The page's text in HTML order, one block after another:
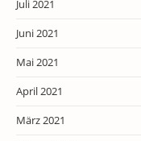
Juli 2021
Juni 2021
Mai 2021
April 2021
März 2021